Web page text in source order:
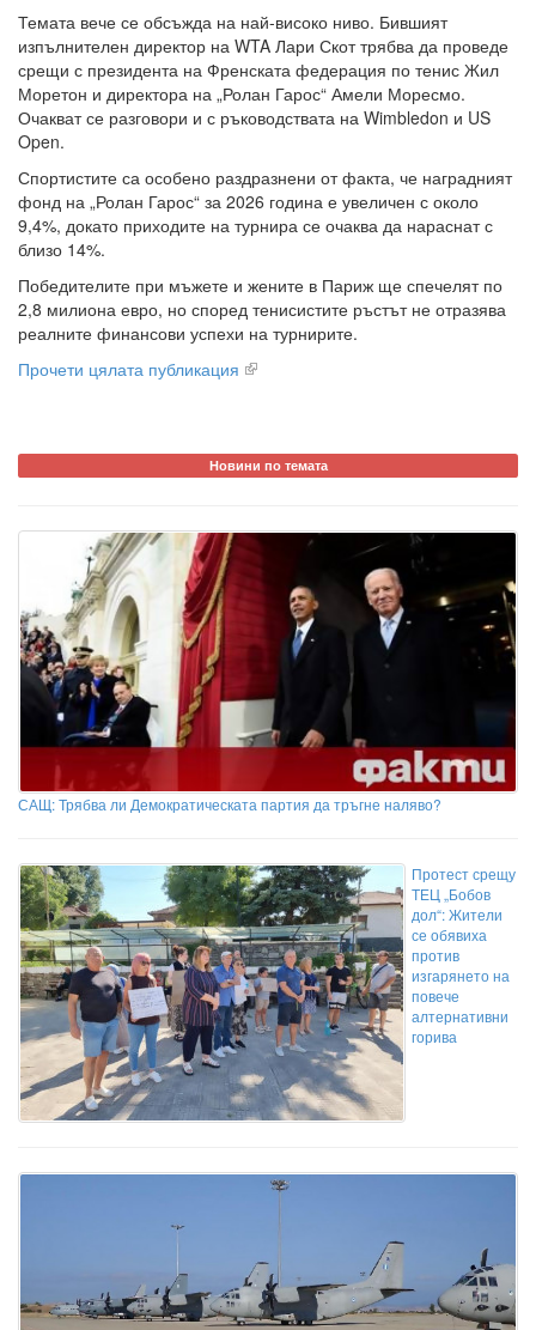
Темата вече се обсъжда на най-високо ниво. Бившият
изпълнителен директор на WTA Лари Скот трябва да проведе
срещи с президента на Френската федерация по тенис Жил
Моретон и директора на „Ролан Гарос“ Амели Моресмо.
Очакват се разговори и с ръководствата на Wimbledon и US
Open.
Спортистите са особено раздразнени от факта, че наградният
фонд на „Ролан Гарос“ за 2026 година е увеличен с около
9,4%, докато приходите на турнира се очаква да нараснат с
близо 14%.
Победителите при мъжете и жените в Париж ще спечелят по
2,8 милиона евро, но според тенисистите ръстът не отразява
реалните финансови успехи на турнирите.
Прочети цялата публикация
Новини по темата
САЩ: Трябва ли Демократическата партия да тръгне наляво?
Протест срещу
ТЕЦ „Бобов
дол“: Жители
се обявиха
против
изгарянето на
повече
алтернативни
горива